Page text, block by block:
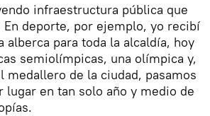
infraestructura pública que
En deporte, por ejemplo, yo recibí
alberca para toda la alcaldía, hoy
semiolímpicas, una olímpica y,
medallero de la ciudad, pasamos
lugar en tan solo año y medio de